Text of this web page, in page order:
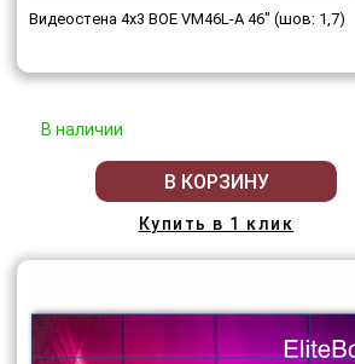
Видеостена 4x3 BOE VM46L-A 46" (шов: 1,7)
В наличии
В КОРЗИНУ
Купить в 1 клик